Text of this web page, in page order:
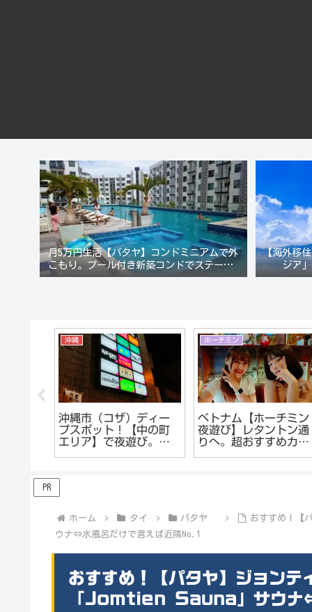
月5万円生活【パタヤ】コンドミニアムで外
こもり。プール付き新築コンドでステーキ&
ウオッカ三昧
【海外移
ジア
沖縄
沖縄市（コザ）ディー
プスポット！【中の町
エリア】で夜遊び。キ
ホーチミン
ベトナム【ホーチミン
夜遊び】レタントン通
りへ。超おすすめカラ
PR
ホーム タイ パタヤ
おすすめ！【
ウナ⇔水風呂だけで言えば近隣No.1
おすすめ！【パタヤ】ジョンテ
「Jomtien Sauna」サウナ